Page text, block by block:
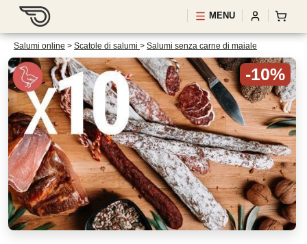
MENU
Salumi online > Scatole di salumi > Salumi senza carne di maiale
-10%